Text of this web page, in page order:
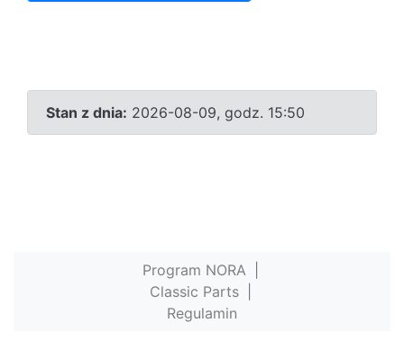
Stan z dnia: 2026-08-09, godz. 15:50
Program NORA
Classic Parts
Regulamin